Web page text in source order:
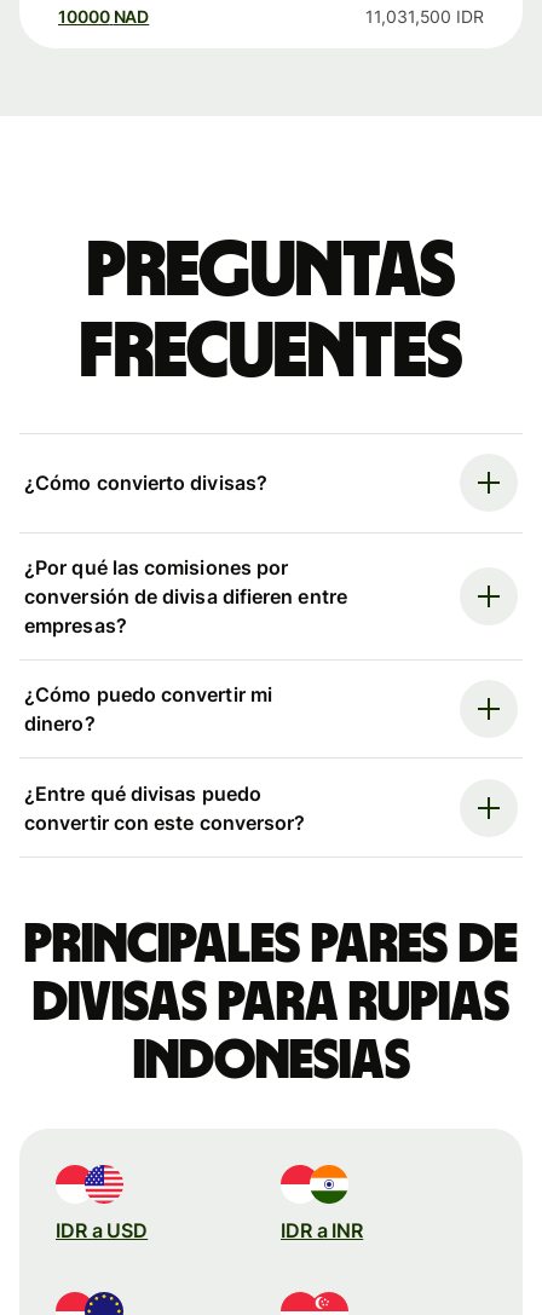
10000 NAD 11,031,500 IDR
Preguntas
frecuentes
¿Cómo convierto divisas?
¿Por qué las comisiones por
conversión de divisa difieren entre
empresas?
¿Cómo puedo convertir mi
dinero?
¿Entre qué divisas puedo
convertir con este conversor?
Principales pares de
divisas para rupias
indonesias
IDR a USD IDR a INR